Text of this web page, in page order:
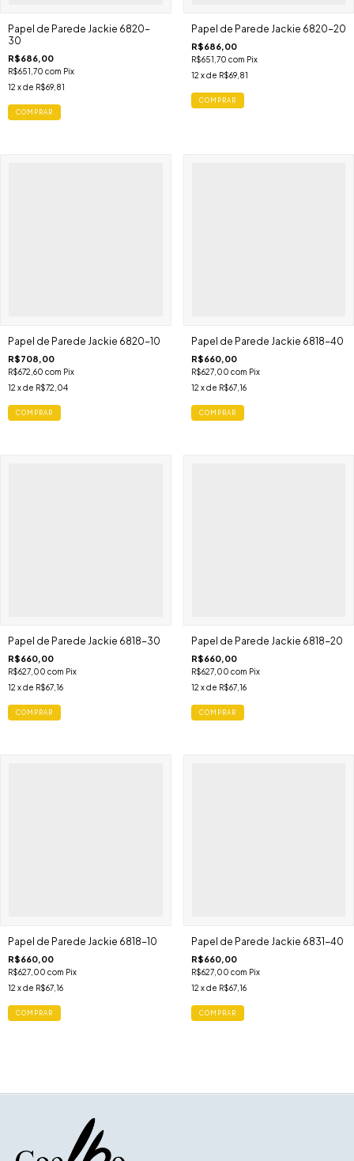
Papel de Parede Jackie 6820-
30
R$686,00
R$651,70 com Pix
12 x de R$69,81
Papel de Parede Jackie 6820-20
R$686,00
R$651,70 com Pix
12 x de R$69,81
Papel de Parede Jackie 6820-10
R$708,00
R$672,60 com Pix
12 x de R$72,04
Papel de Parede Jackie 6818-40
R$660,00
R$627,00 com Pix
12 x de R$67,16
Papel de Parede Jackie 6818-30
R$660,00
R$627,00 com Pix
12 x de R$67,16
Papel de Parede Jackie 6818-20
R$660,00
R$627,00 com Pix
12 x de R$67,16
Papel de Parede Jackie 6818-10
R$660,00
R$627,00 com Pix
12 x de R$67,16
Papel de Parede Jackie 6831-40
R$660,00
R$627,00 com Pix
12 x de R$67,16